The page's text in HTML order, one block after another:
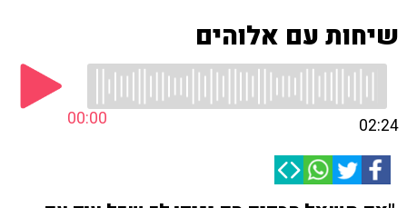
שיחות עם אלוהים
00:00 02:24